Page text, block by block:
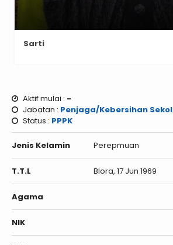
Sarti
Aktif mulai : -
Jabatan : Penjaga/Kebersihan
Status : PPPK
Jenis Kelamin Perepmuan
T.T.L Blora, 17 Jun 1969
Agama
NIK